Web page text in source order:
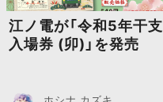
江ノ電が「令和5年干支
入場券 (卯)」を発売